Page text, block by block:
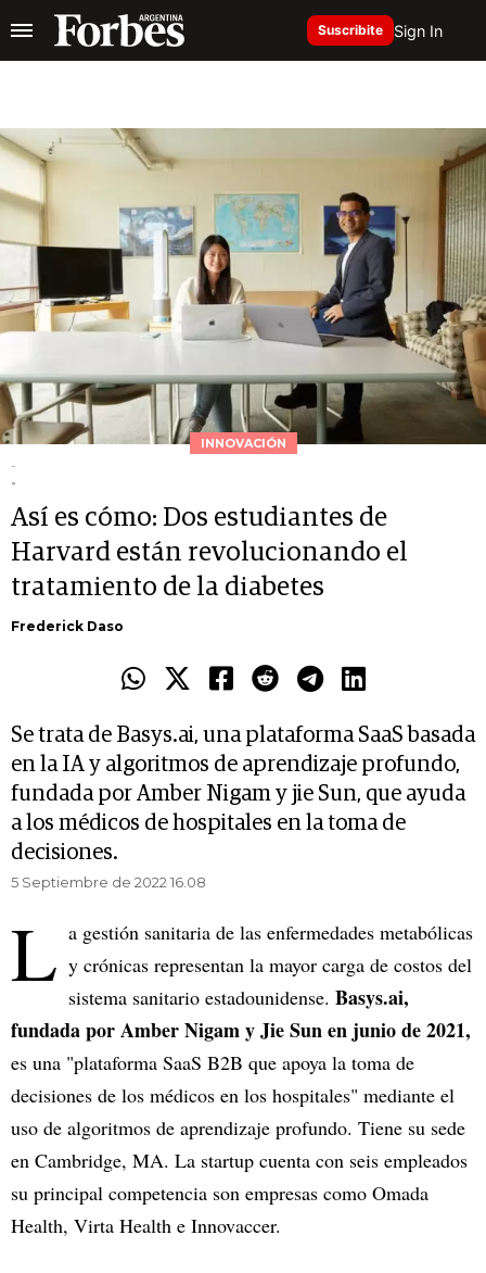
Suscribite Sign In
INNOVACIÓN
-
-
Así es cómo: Dos estudiantes de
Harvard están revolucionando el
tratamiento de la diabetes
Frederick Daso
Se trata de Basys.ai, una plataforma SaaS basada
en la IA y algoritmos de aprendizaje profundo,
fundada por Amber Nigam y jie Sun, que ayuda
a los médicos de hospitales en la toma de
decisiones.
5 Septiembre de 2022 16.08
L a gestión sanitaria de las enfermedades metabólicas
y crónicas representan la mayor carga de costos del
sistema sanitario estadounidense. Basys.ai,
fundada por Amber Nigam y Jie Sun en junio de 2021,
es una "plataforma SaaS B2B que apoya la toma de
decisiones de los médicos en los hospitales" mediante el
uso de algoritmos de aprendizaje profundo. Tiene su sede
en Cambridge, MA. La startup cuenta con seis empleados
su principal competencia son empresas como Omada
Health, Virta Health e Innovaccer.